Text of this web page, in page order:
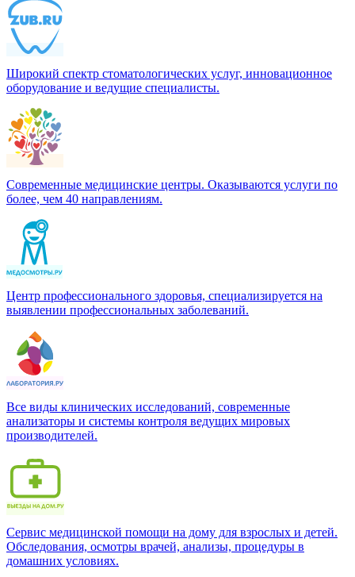
Широкий спектр стоматологических услуг, инновационное
оборудование и ведущие специалисты.
Современные медицинские центры. Оказываются услуги по
более, чем 40 направлениям.
Центр профессионального здоровья, специализируется на
выявлении профессиональных заболеваний.
Все виды клинических исследований, современные
анализаторы и системы контроля ведущих мировых
производителей.
Сервис медицинской помощи на дому для взрослых и детей.
Обследования, осмотры врачей, анализы, процедуры в
домашних условиях.